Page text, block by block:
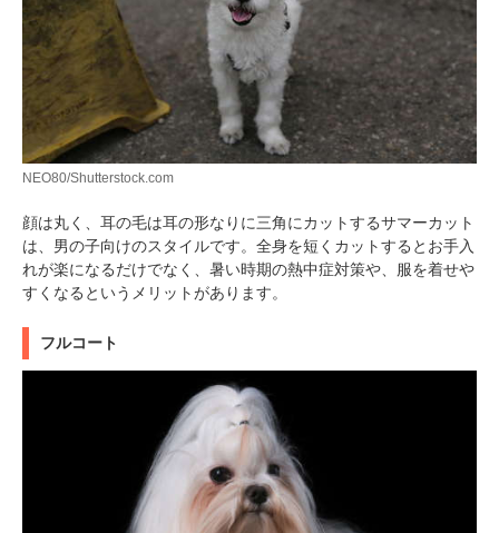
NEO80/Shutterstock.com
顔は丸く、耳の毛は耳の形なりに三角にカットするサマーカット
は、男の子向けのスタイルです。全身を短くカットするとお手入
れが楽になるだけでなく、暑い時期の熱中症対策や、服を着せや
すくなるというメリットがあります。
フルコート
アプリをダウンロードする